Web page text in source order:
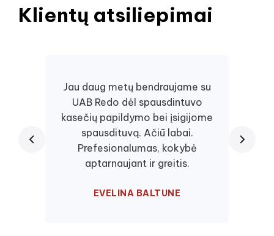
Klientų atsiliepimai
Jau daug metų bendraujame su
UAB Redo dėl spausdintuvo
kasečių papildymo bei įsigijome
spausdituvą. Ačiū labai.
Prefesionalumas, kokybė
aptarnaujant ir greitis.
EVELINA BALTUNE